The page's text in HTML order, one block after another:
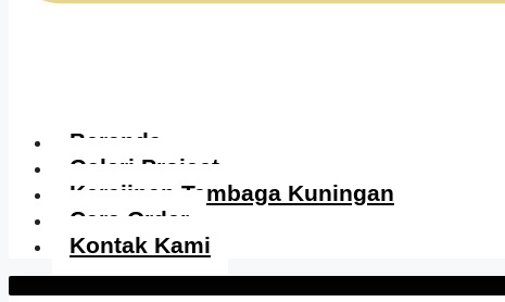
Beranda
Galeri Project
Kerajinan Tembaga Kuningan
Cara Order
Kontak Kami